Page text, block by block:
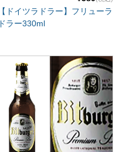
【ドイツラドラー】フリューラ
ドラー330ml